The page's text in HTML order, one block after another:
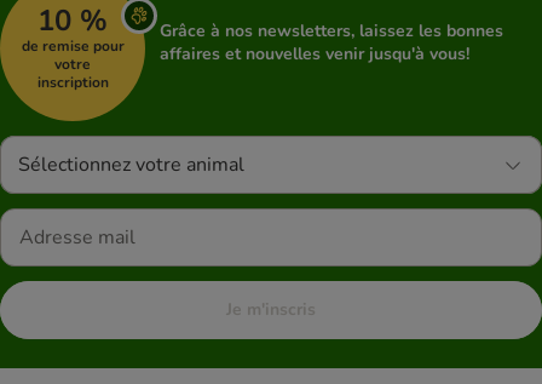
10 %
de remise pour
votre
inscription
Grâce à nos newsletters, laissez les bonnes
affaires et nouvelles venir jusqu'à vous!
Sélectionnez votre animal
Je m'inscris